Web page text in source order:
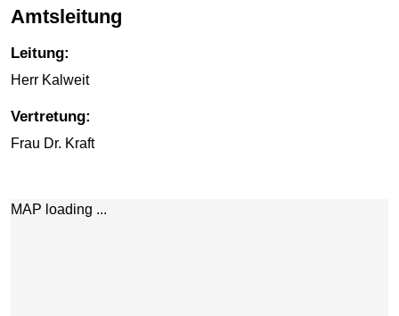
Amtsleitung
Leitung:
Herr Kalweit
Vertretung:
Frau Dr. Kraft
Karte überspringen
MAP loading ...